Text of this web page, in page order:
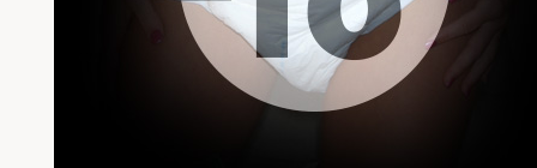
Nom d'utilisateur
Mot de passe